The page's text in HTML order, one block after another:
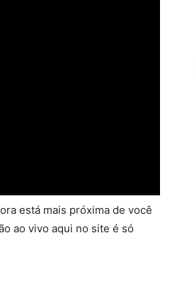
está mais próxima de você
ao vivo aqui no site é só